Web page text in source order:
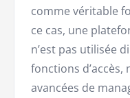
comme véritable
ce cas, une
n’est pas utilisée
fonctions
avancées de